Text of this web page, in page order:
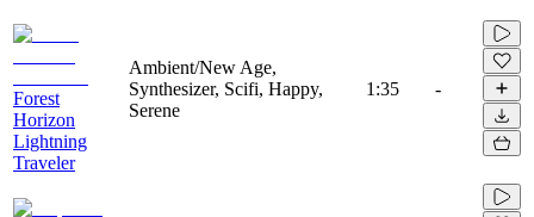
Forest
Horizon
Lightning
Traveler
Ambient/New Age,
Synthesizer, Scifi, Happy,
Serene
1:35 -